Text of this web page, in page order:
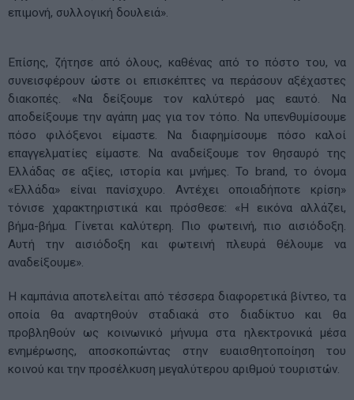
επιμονή, συλλογική δουλειά».
Επίσης, ζήτησε από όλους, καθένας από το πόστο του, να
συνεισφέρουν ώστε οι επισκέπτες να περάσουν αξέχαστες
διακοπές. «Να δείξουμε τον καλύτερό μας εαυτό. Να
αποδείξουμε την αγάπη μας για τον τόπο. Να υπενθυμίσουμε
πόσο φιλόξενοι είμαστε. Να διαφημίσουμε πόσο καλοί
επαγγελματίες είμαστε. Να αναδείξουμε τον θησαυρό της
Ελλάδας σε αξίες, ιστορία και μνήμες. Το brand, το όνομα
«Ελλάδα» είναι πανίσχυρο. Αντέχει οποιαδήποτε κρίση»
τόνισε χαρακτηριστικά και πρόσθεσε: «Η εικόνα αλλάζει,
βήμα-βήμα. Γίνεται καλύτερη. Πιο φωτεινή, πιο αισιόδοξη.
Αυτή την αισιόδοξη και φωτεινή πλευρά θέλουμε να
αναδείξουμε».
Η καμπάνια αποτελείται από τέσσερα διαφορετικά βίντεο, τα
οποία θα αναρτηθούν σταδιακά στο διαδίκτυο και θα
προβληθούν ως κοινωνικό μήνυμα στα ηλεκτρονικά μέσα
ενημέρωσης, αποσκοπώντας στην ευαισθητοποίηση του
κοινού και την προσέλκυση μεγαλύτερου αριθμού τουριστών.